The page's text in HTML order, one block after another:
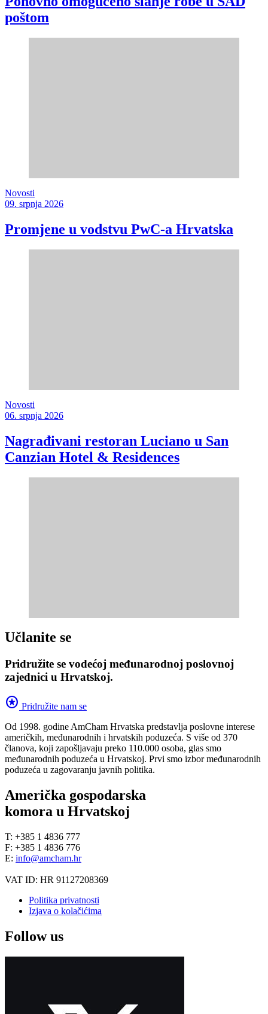
poštom
Novosti
09. srpnja 2026
Promjene u vodstvu PwC-a Hrvatska
Novosti
06. srpnja 2026
Nagrađivani restoran Luciano u San
Canzian Hotel & Residences
Učlanite se
Pridružite se vodećoj međunarodnoj poslovnoj
zajednici u Hrvatskoj.
stars Pridružite nam se
Od 1998. godine AmCham Hrvatska predstavlja poslovne interese
američkih, međunarodnih i hrvatskih poduzeća. S više od 370
članova, koji zapošljavaju preko 110.000 osoba, glas smo
međunarodnih poduzeća u Hrvatskoj. Prvi smo izbor međunarodnih
poduzeća u zagovaranju javnih politika.
Američka gospodarska
komora u Hrvatskoj
T: +385 1 4836 777
F: +385 1 4836 776
E: info@amcham.hr
VAT ID: HR 91127208369
Politika privatnosti
Izjava o kolačićima
Follow us